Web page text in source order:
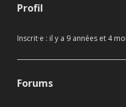
Profil
Inscrit·e : il y a 9 années et 4
Forums